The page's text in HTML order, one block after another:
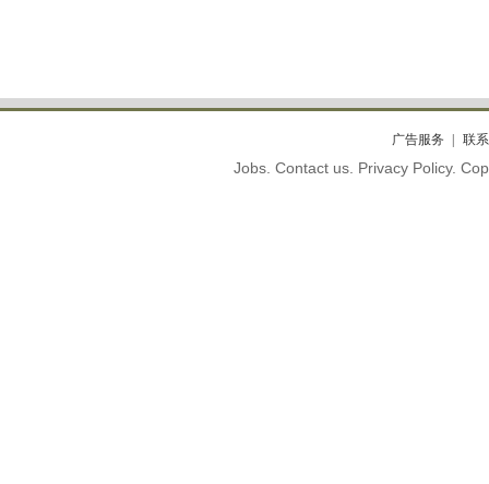
广告服务 联
Jobs. Contact us. Privacy Policy.